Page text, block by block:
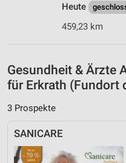
Heute
459,23 km
Gesundheit & Ärzte
für Erkrath (Fundort
3 Prospekte
SANICARE
Verwendung genauer
Nicht-IAB-Verarbeitungszwecke:
Notwendig
Performance
Funktional
Werbung